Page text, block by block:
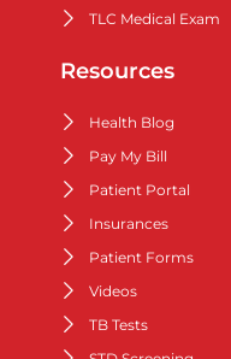
TLC Medical Exam
Resources
Health Blog
Pay My Bill
Patient Portal
Insurances
Patient Forms
Videos
TB Tests